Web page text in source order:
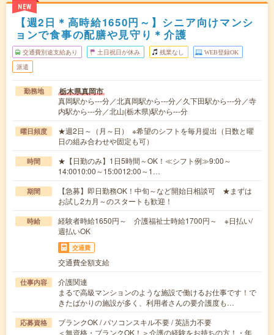
NEW
【週2日＊高時給1650円～】シニア向けマンシ
ョンで食事の配膳や見守り＊介護
交通費別途支給あり 土日祝日が休み 残業なし WEB登録OK
派遣
勤務地 栃木県真岡市
真岡駅から---分／北真岡駅から---分／久下田駅から---分／寺
内駅から---分／北山(栃木県)駅から---分
曜日頻度
★週2日～（月～日） ※希望のシフトを毎月提出（日数と曜
日の組み合わせや固定も可）
時間
★【日勤のみ】1日5時間～OK！≪シフト例≫9:00～
14:0010:00～15:0012:00～1…
期間
【急募】即日勤務OK！中旬～など開始日相談可 ★まずは
お試し2カ月～のスタートも歓迎！
時給
経験者時給1650円～ 介護福祉士時給1700円～ ※日払い/
週払いOK
交通費
交通費全額支給
仕事内容
介護関連
まるで高級マンションのような施設で働けるお仕事です！で
きたばかりの施設が多く、利用者さんの要介護度も…
応募資格
ブランクOK / パソコンスキル不要 / 英語力不要
＜無資格・ブランクOK！＞介護の経験をお持ちの方！・年